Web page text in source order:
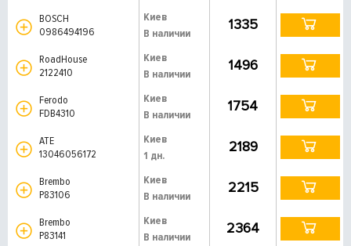
BOSCH
0986494196
Киев
В наличии
1335
RoadHouse
2122410
Киев
В наличии
1496
Ferodo
FDB4310
Киев
В наличии
1754
ATE
13046056172
Киев
1 дн.
2189
Brembo
P83106
Киев
В наличии
2215
Brembo
P83141
Киев
В наличии
2364